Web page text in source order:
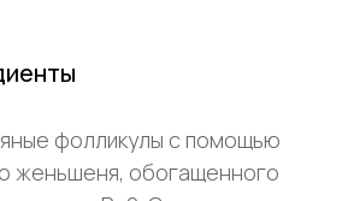
фолликулы с помощью
женьшеня, обогащенного